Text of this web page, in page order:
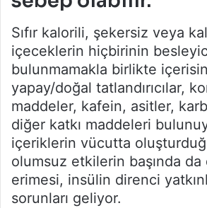
Sıfır kalorili, şekersiz veya
içeceklerin hiçbirinin
bulunmamakla birlikte
yapay/doğal tatlandırıcılar,
maddeler, kafein, asitler,
diğer katkı maddeleri
içeriklerin vücutta
olumsuz etkilerin başında
erimesi, insülin direnci
sorunları geliyor.